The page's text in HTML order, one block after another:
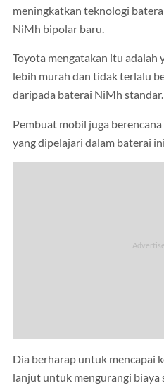
meningkatkan teknologi
NiMh bipolar baru.
Toyota mengatakan itu adalah
lebih murah dan tidak terlalu
daripada baterai NiMh standar.
Pembuat mobil juga
yang dipelajari dalam baterai
Dia berharap untuk mencapai
lanjut untuk mengurangi biaya